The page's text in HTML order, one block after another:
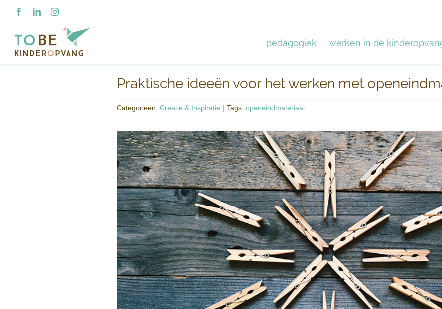
inhoud
FacebookLinkedInInstagram
pedagogiek werken in de
Praktische ideeën voor het werken met
Categorieën:Creatie & Inspiratie | Tags:openeindmateriaal